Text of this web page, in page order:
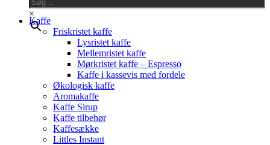
×
Kaffe
Friskristet kaffe
Lysristet kaffe
Mellemristet kaffe
Mørkristet kaffe – Espresso
Kaffe i kassevis med fordele
Økologisk kaffe
Aromakaffe
Kaffe Sirup
Kaffe tilbehør
Kaffesække
Littles Instant